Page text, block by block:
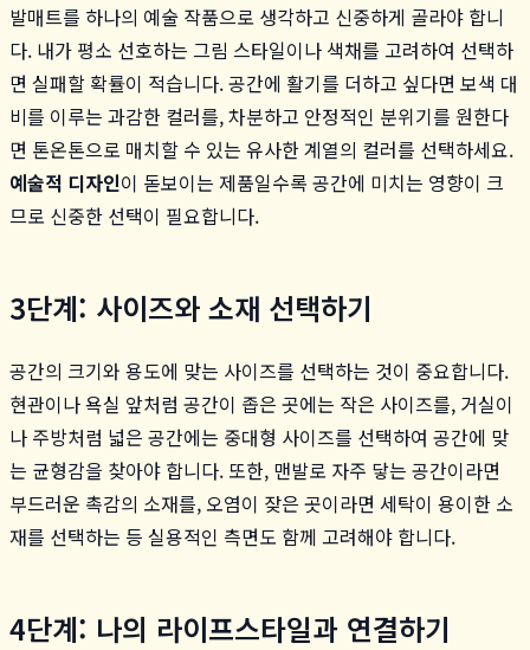
발매트를 하나의 예술 작품으로 생각하고 신중하게 골라야 합니
다. 내가 평소 선호하는 그림 스타일이나 색채를 고려하여 선택하
면 실패할 확률이 적습니다. 공간에 활기를 더하고 싶다면 보색 대
비를 이루는 과감한 컬러를, 차분하고 안정적인 분위기를 원한다
면 톤온톤으로 매치할 수 있는 유사한 계열의 컬러를 선택하세요.
예술적 디자인이 돋보이는 제품일수록 공간에 미치는 영향이 크
므로 신중한 선택이 필요합니다.
3단계: 사이즈와 소재 선택하기
공간의 크기와 용도에 맞는 사이즈를 선택하는 것이 중요합니다.
현관이나 욕실 앞처럼 공간이 좁은 곳에는 작은 사이즈를, 거실이
나 주방처럼 넓은 공간에는 중대형 사이즈를 선택하여 공간에 맞
는 균형감을 찾아야 합니다. 또한, 맨발로 자주 닿는 공간이라면
부드러운 촉감의 소재를, 오염이 잦은 곳이라면 세탁이 용이한 소
재를 선택하는 등 실용적인 측면도 함께 고려해야 합니다.
4단계: 나의 라이프스타일과 연결하기